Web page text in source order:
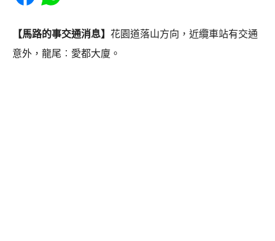
【馬路的事交通消息】 花園道落山方向，近纜車站有交通
意外，龍尾︰愛都大廈。